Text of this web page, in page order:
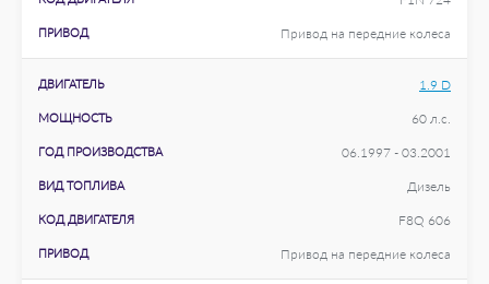
ПРИВОД Привод на передние колеса
ДВИГАТЕЛЬ 1.9 D
МОЩНОСТЬ 60 л.с.
ГОД ПРОИЗВОДСТВА 06.1997 - 03.2001
ВИД ТОПЛИВА Дизель
КОД ДВИГАТЕЛЯ F8Q 606
ПРИВОД Привод на передние колеса